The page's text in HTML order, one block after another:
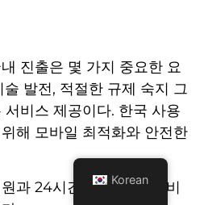
진출은 몇 가지 중요한 요
발전, 적절한 규제 숙지 그
비스 제공이다. 한국 사용
해 모바일 최적화와 안전한
과 24시간 고객 상담 서비
Korean